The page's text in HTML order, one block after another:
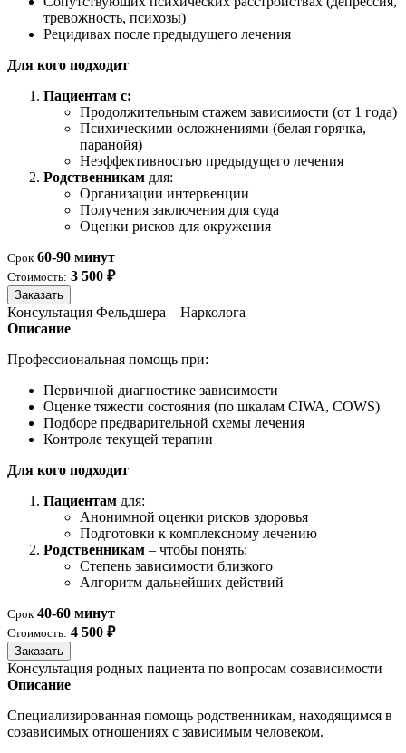
тревожность, психозы)
Рецидивах после предыдущего лечения
Для кого подходит
Пациентам с:
Продолжительным стажем зависимости (от 1 года)
Психическими осложнениями (белая горячка,
паранойя)
Неэффективностью предыдущего лечения
Родственникам для:
Организации интервенции
Получения заключения для суда
Оценки рисков для окружения
Срок 60-90 минут
Стоимость: 3 500 ₽
Заказать
Консультация Фельдшера – Нарколога
Описание
Профессиональная помощь при:
Первичной диагностике зависимости
Оценке тяжести состояния (по шкалам CIWA, COWS)
Подборе предварительной схемы лечения
Контроле текущей терапии
Для кого подходит
Пациентам для:
Анонимной оценки рисков здоровья
Подготовки к комплексному лечению
Родственникам – чтобы понять:
Степень зависимости близкого
Алгоритм дальнейших действий
Срок 40-60 минут
Стоимость: 4 500 ₽
Заказать
Консультация родных пациента по вопросам созависимости
Описание
Специализированная помощь родственникам, находящимся в
созависимых отношениях с зависимым человеком.